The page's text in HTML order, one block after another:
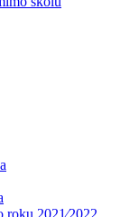
roku 2021⁄2022